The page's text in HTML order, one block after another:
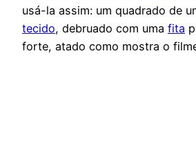
usá-la assim: um quadrado de
tecido, debruado com uma fita
forte, atado como mostra o